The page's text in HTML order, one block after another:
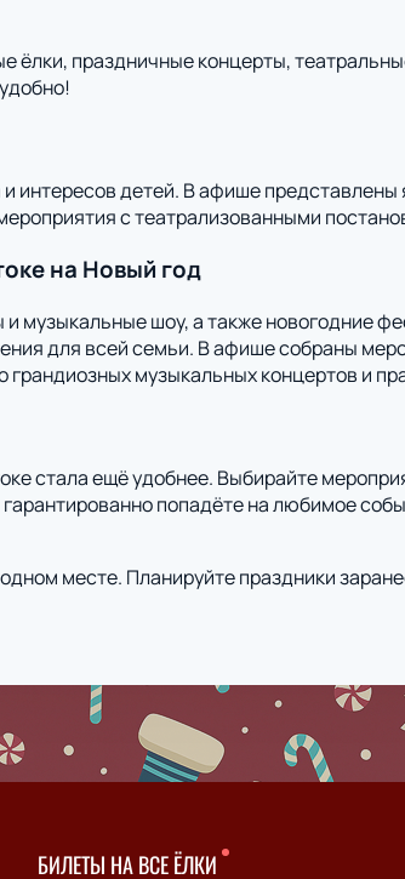
праздничные концерты,
интересов детей. В афише
с театрализованными
на Новый год
музыкальные шоу, а также новогодние
для всей семьи. В афише собраны
грандиозных музыкальных концертов и
стала ещё удобнее. Выбирайте
попадёте на любимое
месте. Планируйте праздники
БИЛЕТЫ НА ВСЕ ЁЛКИ